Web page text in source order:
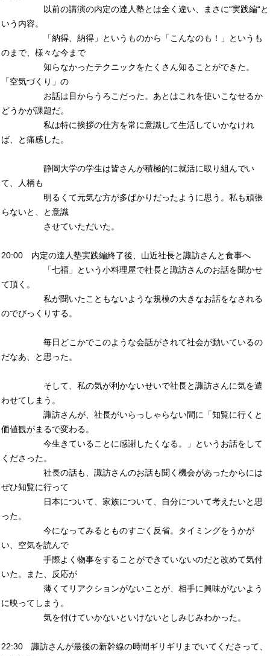
以前の講演の内定の達人塾とは全く違い、まさに“実践編“と
いう内容。
「納得、納得」というものから「こんなのも！」というも
のまで、様々な今まで
知らなかったテクニックをたくさん知ることができた。
「空気づくり」の
お話は目からうろこだった。あとはこれを使いこなせるか
どうかが課題だ。
私は特に挨拶の仕方を常に意識して生活していかなけれ
ば、と痛感した。
静岡大学の学生は皆さんが積極的に就活に取り組んでい
て、人柄も
明るくて元気な方が多ばかりだったように思う。私も頑張
らないと、と意識
させていただいた。
20:00 内定の達人塾実践編終了後、山近社長と諏訪さんと食事へ
「七福」という小料理屋で社長と諏訪さんのお話を聞かせ
て頂く。
私が聞いたこともないような規模の大きなお話をなされる
のでびっくりする。
毎日どこかでこのような会話がされて社会が動いているの
だなあ、と思った。
そして、私の気が利かないせいで社長と諏訪さんに気を遣
わせてしまう。
諏訪さんが、社長がいらっしゃらない間に「知覧に行くと
価値観がまるで変わる。
今生きていることに感謝したくなる。」というお話をして
くださった。
社長の話も、諏訪さんのお話も聞く機会があったからには
ぜひ知覧に行って
日本について、家族について、自分について考えたいと思
った。
今になってみるとものすごく反省。タイミングをうかが
い、空気を読んで
手際よく物事をすることができていないのだと改めて気付
いた。また、反応が
薄くてリアクションがないことが、相手に興味がないよう
に映ってしまう。
気を付けていかないといけないとしみじみわかった。
22:30 諏訪さんが最後の新幹線の時間ギリギリまでいてくださって、